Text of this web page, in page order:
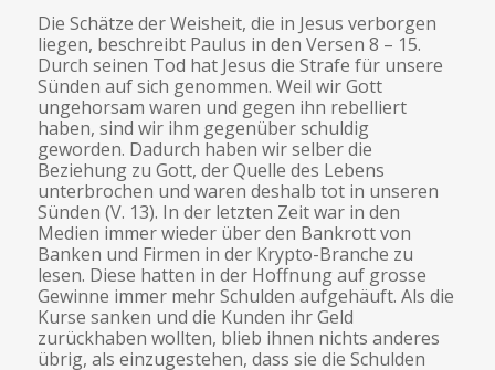
Die Schätze der Weisheit, die in Jesus verborgen
liegen, beschreibt Paulus in den Versen 8 – 15.
Durch seinen Tod hat Jesus die Strafe für unsere
Sünden auf sich genommen. Weil wir Gott
ungehorsam waren und gegen ihn rebelliert
haben, sind wir ihm gegenüber schuldig
geworden. Dadurch haben wir selber die
Beziehung zu Gott, der Quelle des Lebens
unterbrochen und waren deshalb tot in unseren
Sünden (V. 13). In der letzten Zeit war in den
Medien immer wieder über den Bankrott von
Banken und Firmen in der Krypto-Branche zu
lesen. Diese hatten in der Hoffnung auf grosse
Gewinne immer mehr Schulden aufgehäuft. Als die
Kurse sanken und die Kunden ihr Geld
zurückhaben wollten, blieb ihnen nichts anderes
übrig, als einzugestehen, dass sie die Schulden